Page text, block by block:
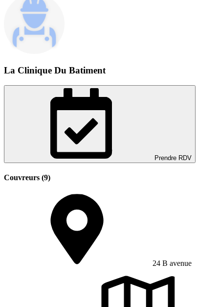
La Clinique Du Batiment
Prendre RDV
Couvreurs (9)
24 B avenue